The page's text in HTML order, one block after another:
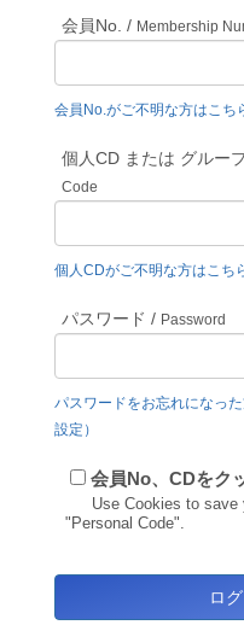
会員No. / Membership
会員No.がご不明な方はこ
個人CD または グルー
Code
個人CDがご不明な方はこち
パスワード / Password
パスワードをお忘れになっ
設定）
会員No、CDをク
Use Cookies to save
"Personal Code".